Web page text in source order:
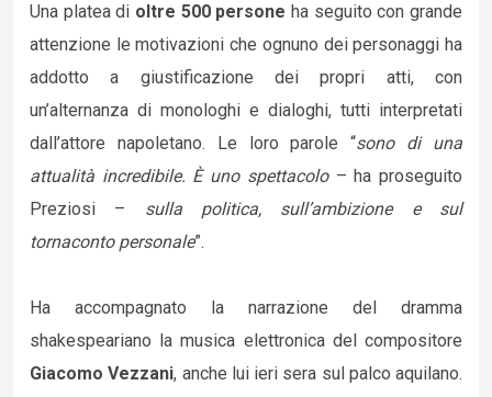
Una platea di oltre 500 persone ha seguito con grande
attenzione le motivazioni che ognuno dei personaggi ha
addotto a giustificazione dei propri atti, con
un’alternanza di monologhi e dialoghi, tutti interpretati
dall’attore napoletano. Le loro parole “sono di una
attualità incredibile. È uno spettacolo– ha proseguito
Preziosi – sulla politica, sull’ambizione e sul
tornaconto personale”.
Ha accompagnato la narrazione del dramma
shakespeariano la musica elettronica del compositore
Giacomo Vezzani, anche lui ieri sera sul palco aquilano.